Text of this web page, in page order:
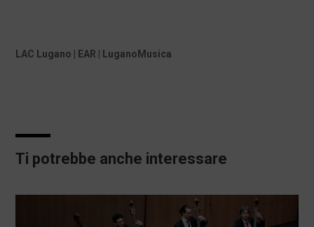
LAC Lugano | EAR | LuganoMusica
Ti potrebbe anche interessare